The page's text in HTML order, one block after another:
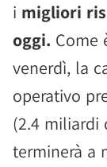
i migliori
oggi. Come
venerdì, la
operativo
(2.4 miliardi
terminerà a